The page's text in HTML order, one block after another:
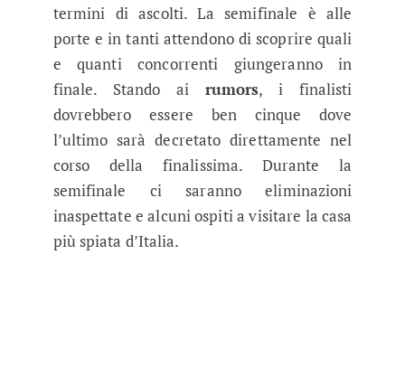
termini di ascolti. La semifinale è alle
porte e in tanti attendono di scoprire quali
e quanti concorrenti giungeranno in
finale. Stando ai rumors, i finalisti
dovrebbero essere ben cinque dove
l’ultimo sarà decretato direttamente nel
corso della finalissima. Durante la
semifinale ci saranno eliminazioni
inaspettate e alcuni ospiti a visitare la casa
più spiata d’Italia.